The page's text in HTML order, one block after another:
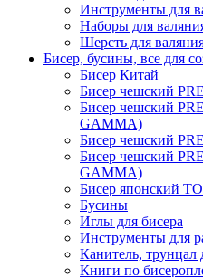
Инструменты для
Наборы для
Шерсть для
Бисер, бусины, все для
Бисер Китай
Бисер чешский
Бисер чешский
GAMMA)
Бисер чешский
Бисер чешский
GAMMA)
Бисер японский
Бусины
Иглы для бисера
Инструменты для
Канитель,
Книги по